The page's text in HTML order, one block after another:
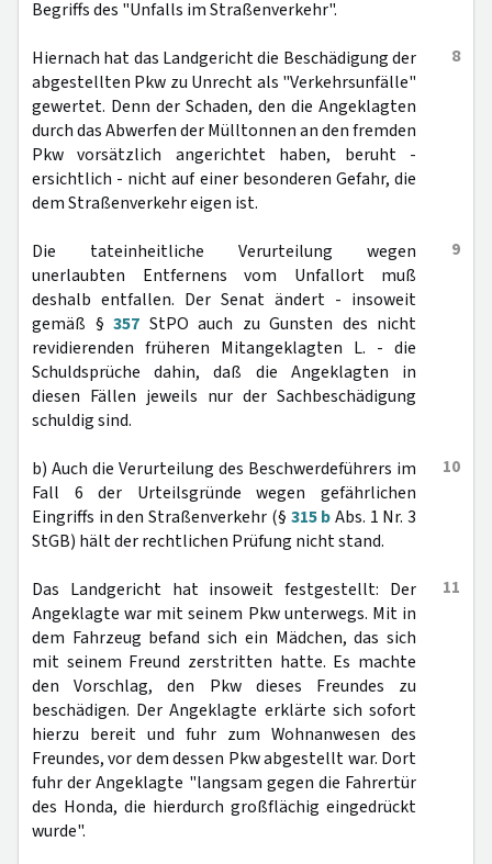
Begriffs des "Unfalls im Straßenverkehr".
8
Hiernach hat das Landgericht die Beschädigung der
abgestellten Pkw zu Unrecht als "Verkehrsunfälle"
gewertet. Denn der Schaden, den die Angeklagten
durch das Abwerfen der Mülltonnen an den fremden
Pkw vorsätzlich angerichtet haben, beruht -
ersichtlich - nicht auf einer besonderen Gefahr, die
dem Straßenverkehr eigen ist.
9
Die tateinheitliche Verurteilung wegen
unerlaubten Entfernens vom Unfallort muß
deshalb entfallen. Der Senat ändert - insoweit
gemäß § 357 StPO auch zu Gunsten des nicht
revidierenden früheren Mitangeklagten L. - die
Schuldsprüche dahin, daß die Angeklagten in
diesen Fällen jeweils nur der Sachbeschädigung
schuldig sind.
10
b) Auch die Verurteilung des Beschwerdeführers im
Fall 6 der Urteilsgründe wegen gefährlichen
Eingriffs in den Straßenverkehr (§ 315 bAbs. 1 Nr. 3
StGB) hält der rechtlichen Prüfung nicht stand.
11
Das Landgericht hat insoweit festgestellt: Der
Angeklagte war mit seinem Pkw unterwegs. Mit in
dem Fahrzeug befand sich ein Mädchen, das sich
mit seinem Freund zerstritten hatte. Es machte
den Vorschlag, den Pkw dieses Freundes zu
beschädigen. Der Angeklagte erklärte sich sofort
hierzu bereit und fuhr zum Wohnanwesen des
Freundes, vor dem dessen Pkw abgestellt war. Dort
fuhr der Angeklagte "langsam gegen die Fahrertür
des Honda, die hierdurch großflächig eingedrückt
wurde".